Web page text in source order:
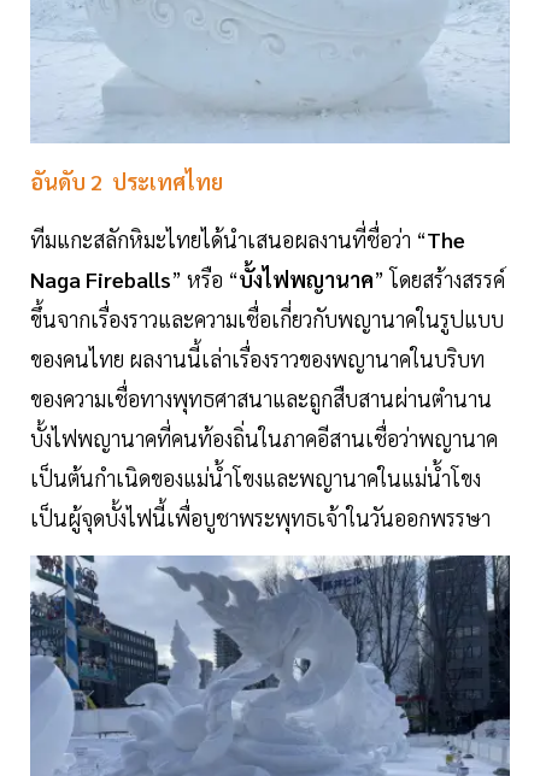
อันดับ 2 ประเทศไทย
ทีมแกะสลักหิมะไทยได้นำเสนอผลงานที่ชื่อว่า “The
Naga Fireballs” หรือ “บั้งไฟพญานาค” โดยสร้างสรรค์
ขึ้นจากเรื่องราวและความเชื่อเกี่ยวกับพญานาคในรูปแบบ
ของคนไทย ผลงานนี้เล่าเรื่องราวของพญานาคในบริบท
ของความเชื่อทางพุทธศาสนาและถูกสืบสานผ่านตำนาน
บั้งไฟพญานาคที่คนท้องถิ่นในภาคอีสานเชื่อว่าพญานาค
เป็นต้นกำเนิดของแม่น้ำโขงและพญานาคในแม่น้ำโขง
เป็นผู้จุดบั้งไฟนี้เพื่อบูชาพระพุทธเจ้าในวันออกพรรษา